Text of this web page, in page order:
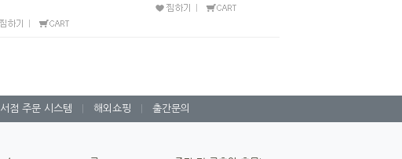
서점 주문 시스템 해외쇼핑 출간문의